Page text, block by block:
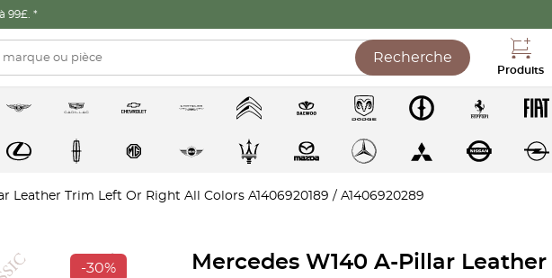
99£. *
Recherche
Produits
Leather Trim Left Or Right All Colors A1406920189 / A1406920289
-30%
Mercedes W140 A-Pillar